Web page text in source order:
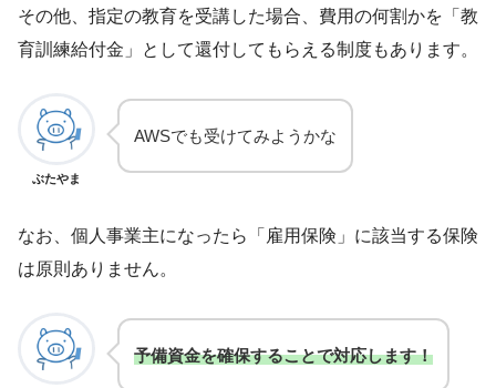
その他、指定の教育を受講した場合、費用の何割かを「教
育訓練給付金」として還付してもらえる制度もあります。
ぶたやま
AWSでも受けてみようかな
なお、個人事業主になったら「雇用保険」に該当する保険
は原則ありません。
予備資金を確保することで対応します！